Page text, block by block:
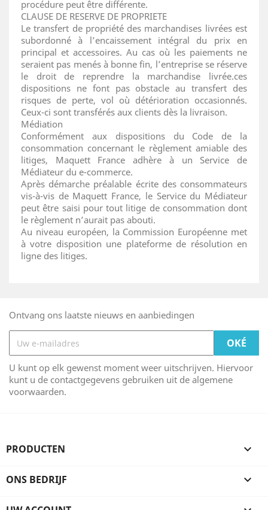
procédure peut être différente.
CLAUSE DE RESERVE DE PROPRIETE
Le transfert de propriété des marchandises livrées est
subordonné à l’encaissement intégral du prix en
principal et accessoires. Au cas où les paiements ne
seraient pas menés à bonne fin, l’entreprise se réserve
le droit de reprendre la marchandise livrée.ces
dispositions ne font pas obstacle au transfert des
risques de perte, vol où détérioration occasionnés.
Ceux-ci sont transférés aux clients dès la livraison.
Médiation
Conformément aux dispositions du Code de la
consommation concernant le règlement amiable des
litiges, Maquett France adhère à un Service de
Médiateur du e-commerce.
Après démarche préalable écrite des consommateurs
vis-à-vis de Maquett France, le Service du Médiateur
peut être saisi pour tout litige de consommation dont
le règlement n’aurait pas abouti.
Au niveau européen, la Commission Européenne met
à votre disposition une plateforme de résolution en
ligne des litiges.
Ontvang ons laatste nieuws en aanbiedingen
U kunt op elk gewenst moment weer uitschrijven. Hiervoor
kunt u de contactgegevens gebruiken uit de algemene
voorwaarden.
PRODUCTEN 
ONS BEDRIJF 